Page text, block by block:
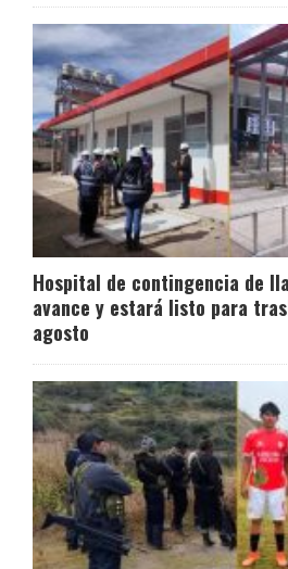
Hospital de contingencia de
avance y estará listo para
agosto